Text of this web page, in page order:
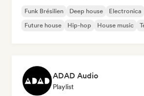
Funk Brésilien Deep house Electronica
Future house
Hip-hop House music
ADAD Audio
Playlist